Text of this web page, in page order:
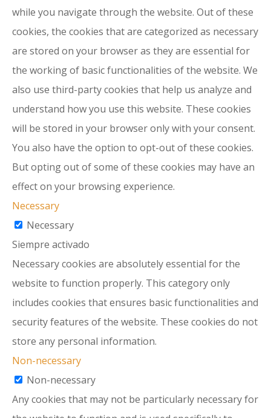
while you navigate through the website. Out of these
cookies, the cookies that are categorized as necessary
are stored on your browser as they are essential for
the working of basic functionalities of the website. We
also use third-party cookies that help us analyze and
understand how you use this website. These cookies
will be stored in your browser only with your consent.
You also have the option to opt-out of these cookies.
But opting out of some of these cookies may have an
effect on your browsing experience.
Necessary
Necessary
Siempre activado
Necessary cookies are absolutely essential for the
website to function properly. This category only
includes cookies that ensures basic functionalities and
security features of the website. These cookies do not
store any personal information.
Non-necessary
Non-necessary
Any cookies that may not be particularly necessary for